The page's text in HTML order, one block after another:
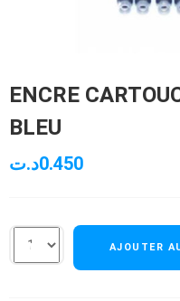
ENCRE
BLEU
0.450د.ت
AJOUTER